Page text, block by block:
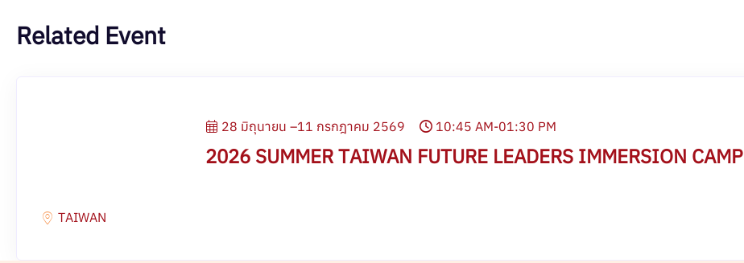
Related Event
28 มิถุนายน –11 กรกฎาคม 2569 10:45 AM-01:30 PM
2026 SUMMER TAIWAN FUTURE LEADERS IMMERSION CAMP
TAIWAN